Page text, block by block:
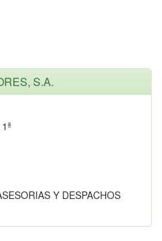
S.A.
Y DESPACHOS